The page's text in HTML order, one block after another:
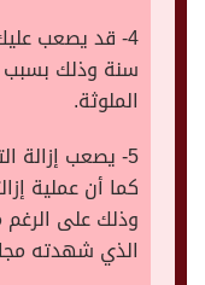
4- قد يصعب
سنة وذلك بسبب
الملوثة.
5- يصعب إزالة
كما أن عملية
وذلك على الرغم
الذي شهدته